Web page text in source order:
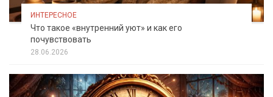
ИНТЕРЕСНОЕ
Что такое «внутренний уют» и как его
почувствовать
28.06.2026